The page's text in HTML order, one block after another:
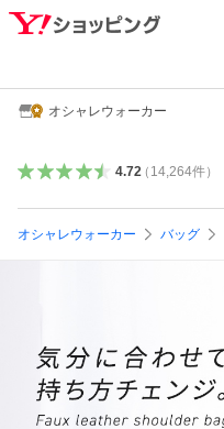
オシャレウォーカー
4.72（ 14,264件）
オシャレウォーカー バッグ